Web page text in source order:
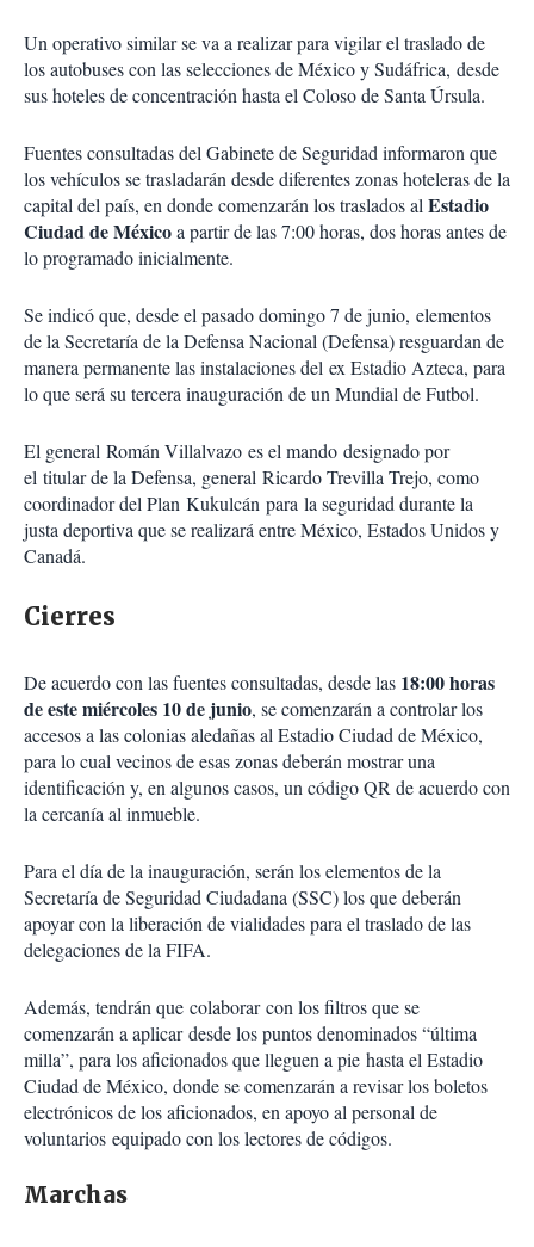
Un operativo similar se va a realizar para vigilar el traslado de
los autobuses con las selecciones de México y Sudáfrica, desde
sus hoteles de concentración hasta el Coloso de Santa Úrsula.
Fuentes consultadas del Gabinete de Seguridad informaron que
los vehículos se trasladarán desde diferentes zonas hoteleras de la
capital del país, en donde comenzarán los traslados alEstadio
Ciudad de Méxicoa partir de las 7:00 horas, dos horas antes de
lo programado inicialmente.
Se indicó que, desde el pasado domingo 7 de junio, elementos
de la Secretaría de la Defensa Nacional (Defensa) resguardan de
manera permanente las instalaciones del ex Estadio Azteca, para
lo que será su tercera inauguración de un Mundial de Futbol.
El general Román Villalvazo es el mando designado por
el titular de la Defensa, general Ricardo Trevilla Trejo, como
coordinador del Plan Kukulcán para la seguridad durante la
justa deportiva que se realizará entre México, Estados Unidos y
Canadá.
Cierres
De acuerdo con las fuentes consultadas, desde las 18:00 horas
de este miércoles 10 de junio, se comenzarán a controlar los
accesos a las colonias aledañas al Estadio Ciudad de México,
para lo cual vecinos de esas zonas deberán mostrar una
identificación y, en algunos casos, un código QR de acuerdo con
la cercanía al inmueble.
Para el día de la inauguración, serán los elementos de la
Secretaría de Seguridad Ciudadana (SSC) los que deberán
apoyar con la liberación de vialidades para el traslado de las
delegaciones de la FIFA.
Además, tendrán que colaborar con los filtros que se
comenzarán a aplicar desde los puntos denominados “última
milla”, para los aficionados que lleguen a pie hasta el Estadio
Ciudad de México, donde se comenzarán a revisar los boletos
electrónicos de los aficionados, en apoyo al personal de
voluntarios equipado con los lectores de códigos.
Marchas